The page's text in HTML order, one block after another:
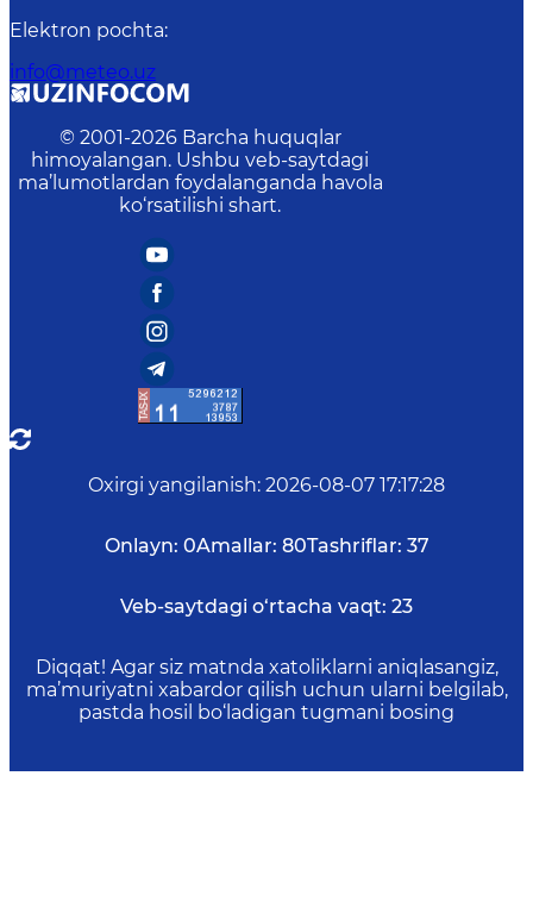
Elektron pochta:
info@meteo.uz
© 2001-2026 Barcha huquqlar
himoyalangan. Ushbu veb-saytdagi
ma’lumotlardan foydalanganda havola
ko‘rsatilishi shart.
Oxirgi yangilanish: 2026-08-07 17:17:28
Onlayn: 0Amallar: 80Tashriflar: 37
Veb-saytdagi o‘rtacha vaqt: 23
Diqqat! Agar siz matnda xatoliklarni aniqlasangiz,
ma’muriyatni xabardor qilish uchun ularni belgilab,
pastda hosil bo‘ladigan tugmani bosing